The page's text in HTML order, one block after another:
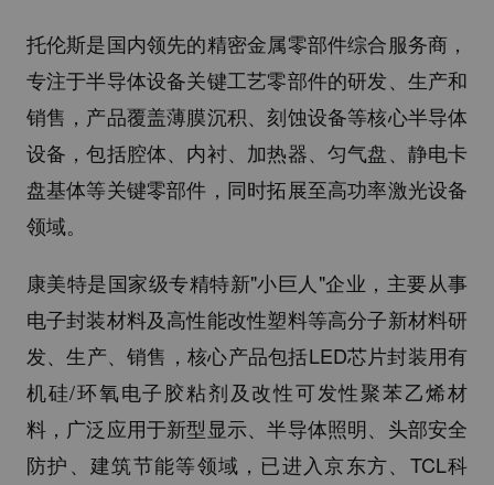
托伦斯是国内领先的精密金属零部件综合服务商，
专注于半导体设备关键工艺零部件的研发、生产和
销售，产品覆盖薄膜沉积、刻蚀设备等核心半导体
设备，包括腔体、内衬、加热器、匀气盘、静电卡
盘基体等关键零部件，同时拓展至高功率激光设备
领域。
康美特是国家级专精特新"小巨人"企业，主要从事
电子封装材料及高性能改性塑料等高分子新材料研
发、生产、销售，核心产品包括LED芯片封装用有
机硅/环氧电子胶粘剂及改性可发性聚苯乙烯材
料，广泛应用于新型显示、半导体照明、头部安全
防护、建筑节能等领域，已进入京东方、TCL科